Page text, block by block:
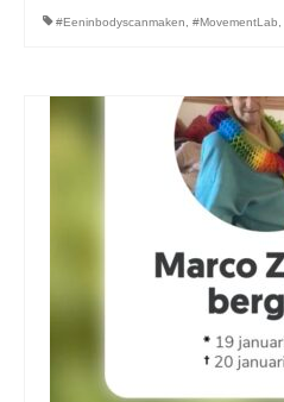
#Eeninbodyscanmaken #MovementLab